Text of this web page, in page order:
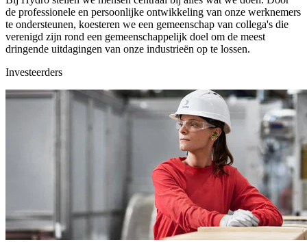
de professionele en persoonlijke ontwikkeling van onze werknemers
te ondersteunen, koesteren we een gemeenschap van collega's die
verenigd zijn rond een gemeenschappelijk doel om de meest
dringende uitdagingen van onze industrieën op te lossen.
Investeerders